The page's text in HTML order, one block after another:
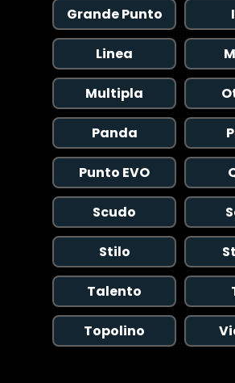
Grande Punto
Linea
Multipla
Panda
Punto EVO
Scudo
Stilo
Talento
Topolino